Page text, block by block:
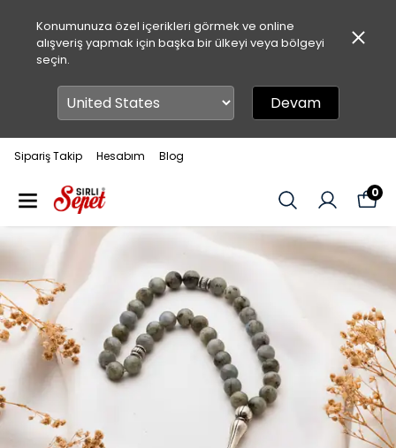
Konumunuza özel içerikleri görmek ve online
alışveriş yapmak için başka bir ülkeyi veya bölgeyi
seçin.
Devam
Sipariş Takip Hesabım Blog
0